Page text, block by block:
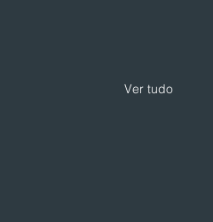
Ver tudo